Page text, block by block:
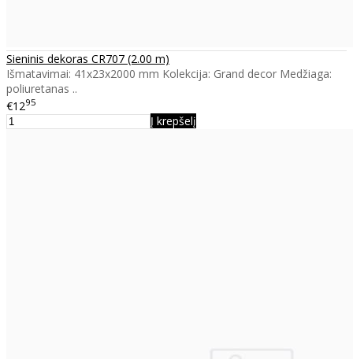
Sieninis dekoras CR707 (2.00 m)
Išmatavimai: 41x23x2000 mm Kolekcija: Grand decor Medžiaga:
poliuretanas ..
€1295
Į krepšelį